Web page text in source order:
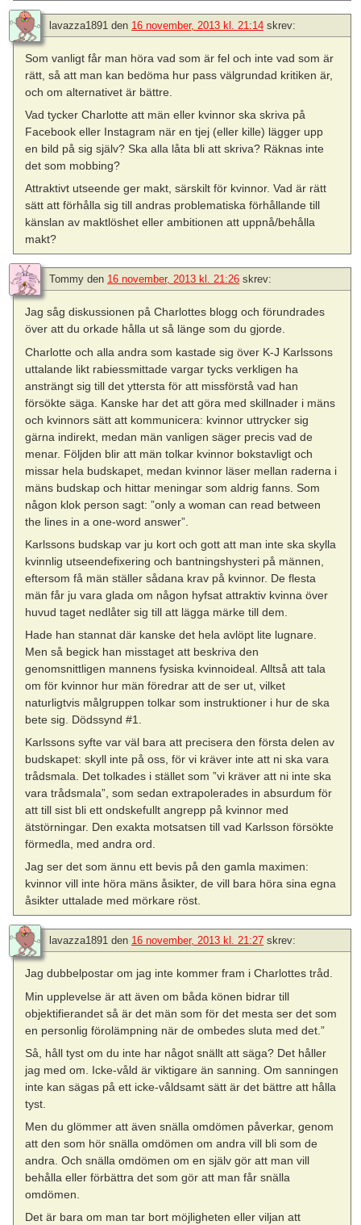
lavazza1891 den 16 november, 2013 kl. 21:14 skrev:
Som vanligt får man höra vad som är fel och inte vad som är
rätt, så att man kan bedöma hur pass välgrundad kritiken är,
och om alternativet är bättre.
Vad tycker Charlotte att män eller kvinnor ska skriva på
Facebook eller Instagram när en tjej (eller kille) lägger upp
en bild på sig själv? Ska alla låta bli att skriva? Räknas inte
det som mobbing?
Attraktivt utseende ger makt, särskilt för kvinnor. Vad är rätt
sätt att förhålla sig till andras problematiska förhållande till
känslan av maktlöshet eller ambitionen att uppnå/behålla
makt?
Tommy den 16 november, 2013 kl. 21:26 skrev:
Jag såg diskussionen på Charlottes blogg och förundrades
över att du orkade hålla ut så länge som du gjorde.
Charlotte och alla andra som kastade sig över K-J Karlssons
uttalande likt rabiessmittade vargar tycks verkligen ha
ansträngt sig till det yttersta för att missförstå vad han
försökte säga. Kanske har det att göra med skillnader i mäns
och kvinnors sätt att kommunicera: kvinnor uttrycker sig
gärna indirekt, medan män vanligen säger precis vad de
menar. Följden blir att män tolkar kvinnor bokstavligt och
missar hela budskapet, medan kvinnor läser mellan raderna i
mäns budskap och hittar meningar som aldrig fanns. Som
någon klok person sagt: ”only a woman can read between
the lines in a one-word answer”.
Karlssons budskap var ju kort och gott att man inte ska skylla
kvinnlig utseendefixering och bantningshysteri på männen,
eftersom få män ställer sådana krav på kvinnor. De flesta
män får ju vara glada om någon hyfsat attraktiv kvinna över
huvud taget nedlåter sig till att lägga märke till dem.
Hade han stannat där kanske det hela avlöpt lite lugnare.
Men så begick han misstaget att beskriva den
genomsnittligen mannens fysiska kvinnoideal. Alltså att tala
om för kvinnor hur män föredrar att de ser ut, vilket
naturligtvis målgruppen tolkar som instruktioner i hur de ska
bete sig. Dödssynd #1.
Karlssons syfte var väl bara att precisera den första delen av
budskapet: skyll inte på oss, för vi kräver inte att ni ska vara
trådsmala. Det tolkades i stället som ”vi kräver att ni inte ska
vara trådsmala”, som sedan extrapolerades in absurdum för
att till sist bli ett ondskefullt angrepp på kvinnor med
ätstörningar. Den exakta motsatsen till vad Karlsson försökte
förmedla, med andra ord.
Jag ser det som ännu ett bevis på den gamla maximen:
kvinnor vill inte höra mäns åsikter, de vill bara höra sina egna
åsikter uttalade med mörkare röst.
lavazza1891 den 16 november, 2013 kl. 21:27 skrev:
Jag dubbelpostar om jag inte kommer fram i Charlottes tråd.
Min upplevelse är att även om båda könen bidrar till
objektifierandet så är det män som för det mesta ser det som
en personlig förolämpning när de ombedes sluta med det.”
Så, håll tyst om du inte har något snällt att säga? Det håller
jag med om. Icke-våld är viktigare än sanning. Om sanningen
inte kan sägas på ett icke-våldsamt sätt är det bättre att hålla
tyst.
Men du glömmer att även snälla omdömen påverkar, genom
att den som hör snälla omdömen om andra vill bli som de
andra. Och snälla omdömen om en själv gör att man vill
behålla eller förbättra det som gör att man får snälla
omdömen.
Det är bara om man tar bort möjligheten eller viljan att